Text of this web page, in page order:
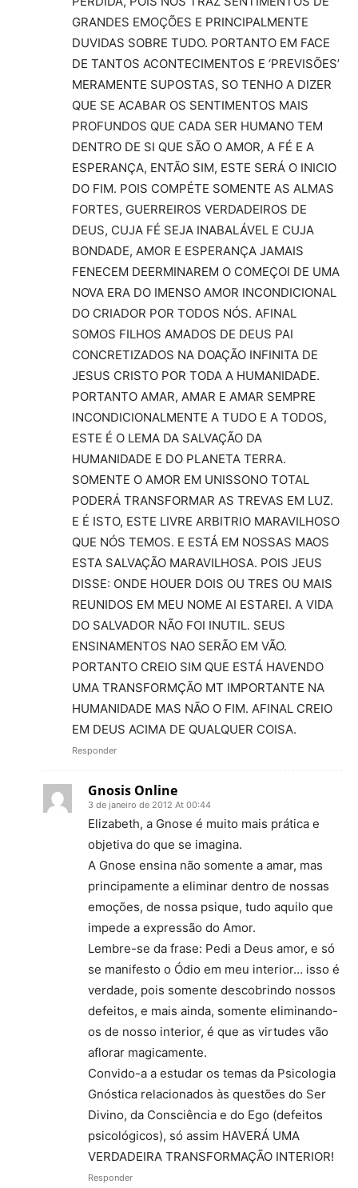
GRANDES EMOÇÕES E PRINCIPALMENTE
DUVIDAS SOBRE TUDO. PORTANTO EM FACE
DE TANTOS ACONTECIMENTOS E ‘PREVISÕES’
MERAMENTE SUPOSTAS, SO TENHO A DIZER
QUE SE ACABAR OS SENTIMENTOS MAIS
PROFUNDOS QUE CADA SER HUMANO TEM
DENTRO DE SI QUE SÃO O AMOR, A FÉ E A
ESPERANÇA, ENTÃO SIM, ESTE SERÁ O INICIO
DO FIM. POIS COMPÉTE SOMENTE AS ALMAS
FORTES, GUERREIROS VERDADEIROS DE
DEUS, CUJA FÉ SEJA INABALÁVEL E CUJA
BONDADE, AMOR E ESPERANÇA JAMAIS
FENECEM DEERMINAREM O COMEÇOI DE UMA
NOVA ERA DO IMENSO AMOR INCONDICIONAL
DO CRIADOR POR TODOS NÓS. AFINAL
SOMOS FILHOS AMADOS DE DEUS PAI
CONCRETIZADOS NA DOAÇÃO INFINITA DE
JESUS CRISTO POR TODA A HUMANIDADE.
PORTANTO AMAR, AMAR E AMAR SEMPRE
INCONDICIONALMENTE A TUDO E A TODOS,
ESTE É O LEMA DA SALVAÇÃO DA
HUMANIDADE E DO PLANETA TERRA.
SOMENTE O AMOR EM UNISSONO TOTAL
PODERÁ TRANSFORMAR AS TREVAS EM LUZ.
E É ISTO, ESTE LIVRE ARBITRIO MARAVILHOSO
QUE NÓS TEMOS. E ESTÁ EM NOSSAS MAOS
ESTA SALVAÇÃO MARAVILHOSA. POIS JEUS
DISSE: ONDE HOUER DOIS OU TRES OU MAIS
REUNIDOS EM MEU NOME AI ESTAREI. A VIDA
DO SALVADOR NÃO FOI INUTIL. SEUS
ENSINAMENTOS NAO SERÃO EM VÃO.
PORTANTO CREIO SIM QUE ESTÁ HAVENDO
UMA TRANSFORMÇÃO MT IMPORTANTE NA
HUMANIDADE MAS NÃO O FIM. AFINAL CREIO
EM DEUS ACIMA DE QUALQUER COISA.
Responder
Gnosis Online
3 de janeiro de 2012 At 00:44
Elizabeth, a Gnose é muito mais prática e
objetiva do que se imagina.
A Gnose ensina não somente a amar, mas
principamente a eliminar dentro de nossas
emoções, de nossa psique, tudo aquilo que
impede a expressão do Amor.
Lembre-se da frase: Pedi a Deus amor, e só
se manifesto o Ódio em meu interior… isso é
verdade, pois somente descobrindo nossos
defeitos, e mais ainda, somente eliminando-
os de nosso interior, é que as virtudes vão
aflorar magicamente.
Convido-a a estudar os temas da Psicologia
Gnóstica relacionados às questões do Ser
Divino, da Consciência e do Ego (defeitos
psicológicos), só assim HAVERÁ UMA
VERDADEIRA TRANSFORMAÇÃO INTERIOR!
Responder